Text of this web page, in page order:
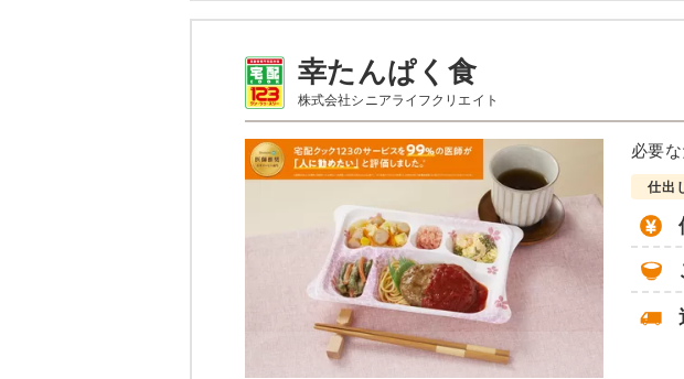
※カロリーは目安の数値であるため、メニューによって異なる場
普通食のメニュー例
メバル煮付け
オクラのお浸し
厚焼き玉子（関東風）
ほうれん草白和え
豚肉のしぐれ煮
エネルギー：497kcal、たんぱく質：21.4g、脂質：10.6g、炭水
化物：76.4g、ナトリウム：687mg、食塩相当量：1.7g
幸たんぱく食
株式会社シニアライフクリエイト
必要
仕出